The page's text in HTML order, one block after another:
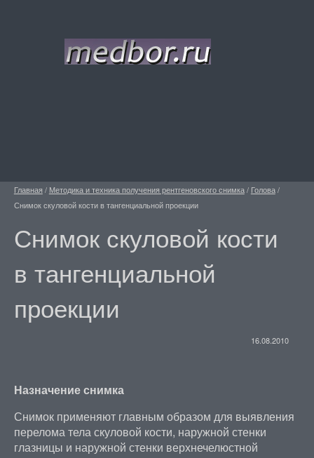
Главная / Методика и техника получения рентгеновского снимка/ Голова/
Снимок скуловой кости в тангенциальной проекции
Снимок скуловой кости
в тангенциальной
проекции
16.08.2010
Назначение снимка
Снимок применяют главным образом для выявления
перелома тела скуловой кости, наружной стенки
глазницы и наружной стенки верхнечелюстной